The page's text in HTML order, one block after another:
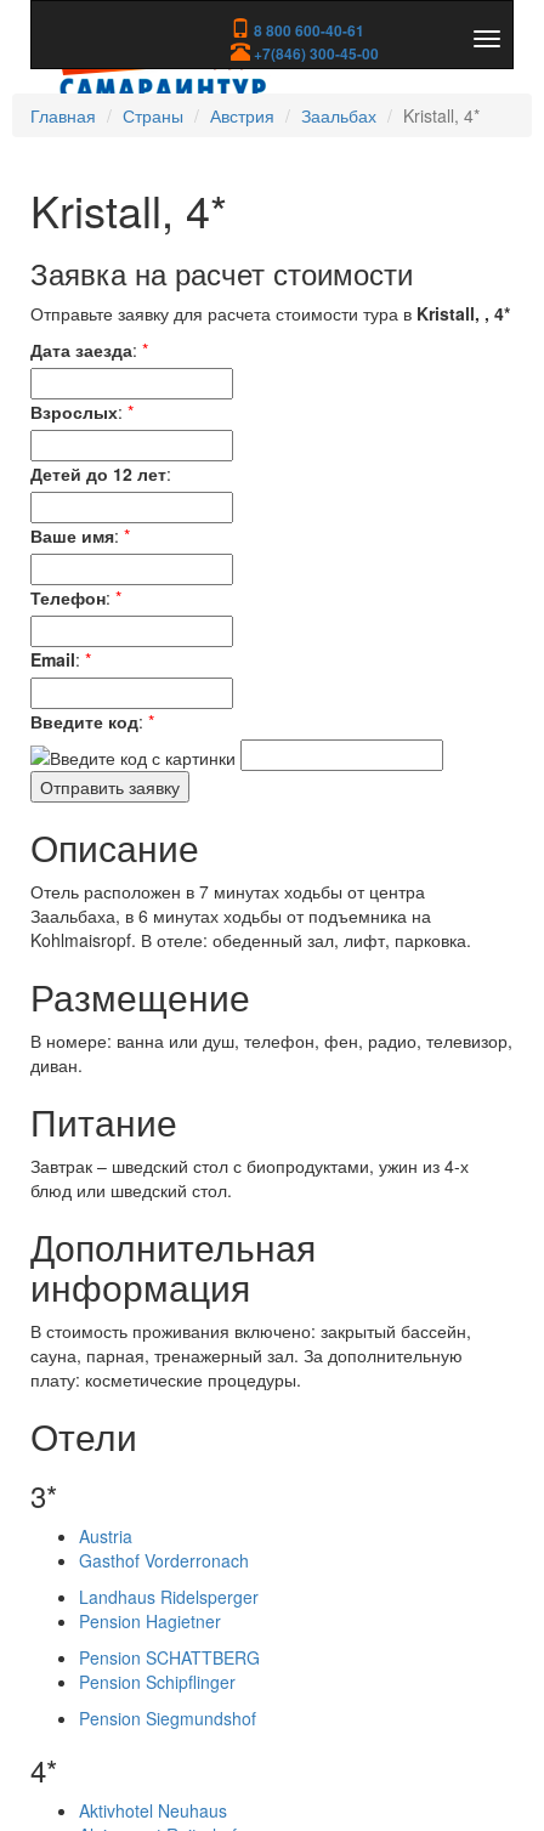
8 800 600-40-61
+7(846) 300-45-00
скрыть
Главная
Страны Австрия Заальбах Kristall, 4*
Kristall, 4*
Заявка на расчет стоимости
Отправьте заявку для расчета стоимости тура в Kristall, , 4*
Дата заезда: *
Взрослых: *
Детей до 12 лет:
Ваше имя: *
Телефон: *
Email: *
Введите код: *
Описание
Отель расположен в 7 минутах ходьбы от центра
Заальбаха, в 6 минутах ходьбы от подъемника на
Kohlmaisropf. В отеле: обеденный зал, лифт, парковка.
Размещение
В номере: ванна или душ, телефон, фен, радио, телевизор,
диван.
Питание
Завтрак – шведский стол с биопродуктами, ужин из 4-х
блюд или шведский стол.
Дополнительная
информация
В стоимость проживания включено: закрытый бассейн,
сауна, парная, тренажерный зал. За дополнительную
плату: косметические процедуры.
Отели
3*
Austria
Gasthof Vorderronach
Landhaus Ridelsperger
Pension Hagietner
Pension SCHATTBERG
Pension Schipflinger
Pension Siegmundshof
4*
Aktivhotel Neuhaus